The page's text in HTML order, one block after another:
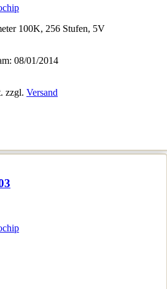
100K, 256 Stufen, 5V
08/01/2014
zzgl. Versand